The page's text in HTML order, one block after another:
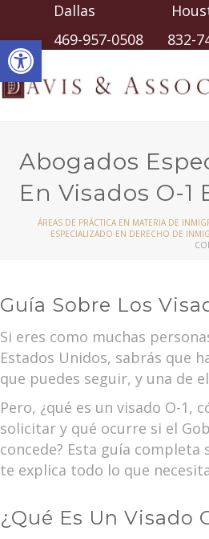
Abrir barra de
Dallas
469-957-0508 832-
Abogados
En Visados O-1
ÁREAS DE PRÁCTICA EN MATERIA DE
ESPECIALIZADO EN DERECHO DE
Guía Sobre Los
Si eres como muchas
Estados Unidos, sabrás que
que puedes seguir, y una de
Pero, ¿qué es un visado O-1,
solicitar y qué ocurre si el
concede? Esta guía completa
te explica todo lo que
¿Qué Es Un Visado